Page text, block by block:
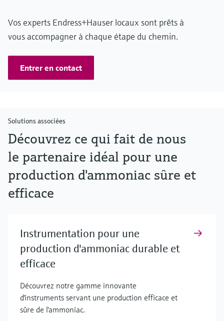
Vos experts Endress+Hauser locaux sont prêts à
vous accompagner à chaque étape du chemin.
Entrer en contact
Solutions associées
Découvrez ce qui fait de nous
le partenaire idéal pour une
production d'ammoniac sûre et
efficace
Instrumentation pour une
production d'ammoniac durable et
efficace
Découvrez notre gamme innovante
d'instruments servant une production efficace et
sûre de l'ammoniac.